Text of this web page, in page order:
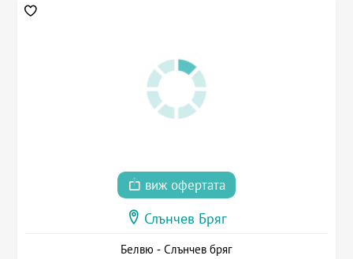
виж офертата
Слънчев Бряг
Белвю - Слънчев бряг